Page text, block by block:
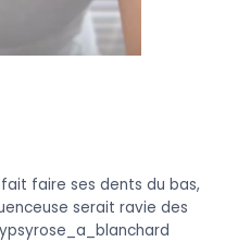
fait faire ses dents du bas,
serait ravie des